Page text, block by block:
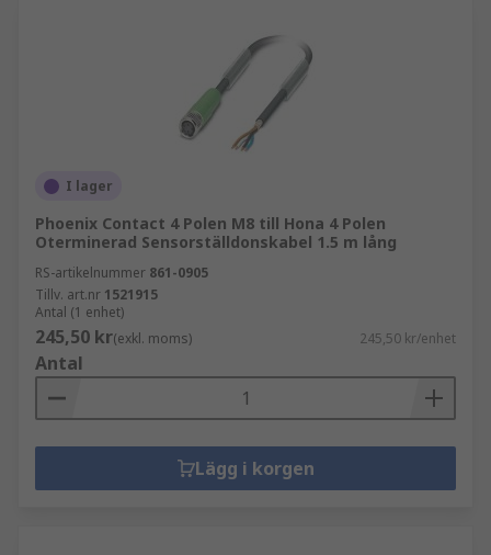
I lager
Phoenix Contact 4 Polen M8 till Hona 4 Polen
Oterminerad Sensorställdonskabel 1.5 m lång
RS-artikelnummer 861-0905
Tillv. art.nr 1521915
Antal (1 enhet)
245,50 kr(exkl. moms) 245,50 kr/enhet
Antal
Lägg i korgen